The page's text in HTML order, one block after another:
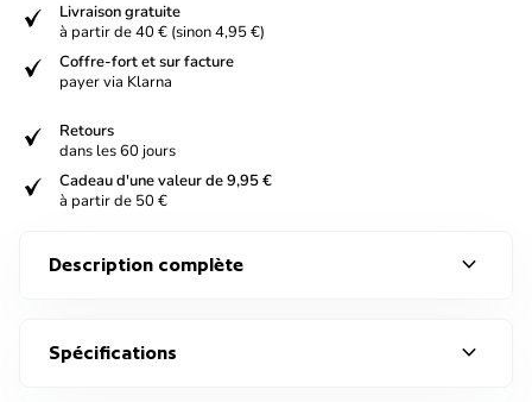
verified
Livraison gratuite
à partir de 40 € (sinon 4,95 €)
verified
Coffre-fort et sur facture
payer via Klarna
verified
Retours
dans les 60 jours
verified
Cadeau d'une valeur de 9,95 €
à partir de 50 €
Description complète expand_more
Spécifications expand_more